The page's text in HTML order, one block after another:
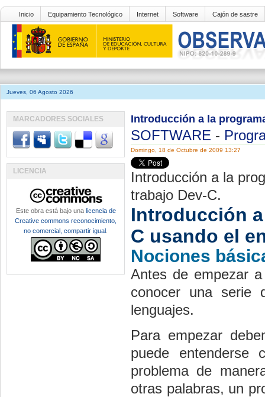
Inicio Equipamiento Tecnológico Internet Software Cajón de sastre
Jueves, 06 Agosto 2026
Introducción a la
SOFTWARE -
Domingo, 18 de Octubre de 2009 13:27
Introducción a la
trabajo Dev-C.
Introducción
C usando el
Nociones
Antes de empezar
conocer una serie
lenguajes.
Para empezar
puede
problema de
otras palabras, un
MARCADORES SOCIALES
LICENCIA
Este obra está bajo una licencia de
Creative commons reconocimiento,
no comercial, compartir igual